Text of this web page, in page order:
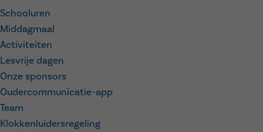
Schooluren
Middagmaal
Activiteiten
Lesvrije dagen
Onze sponsors
Oudercommunicatie-app
Team
Klokkenluidersregeling